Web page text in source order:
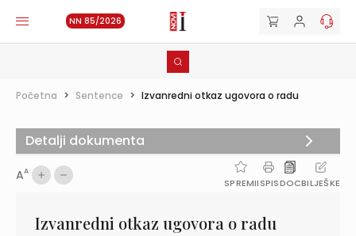
NN 85/2026
Početna > Sentence > Izvanredni otkaz ugovora o radu
AA
SPREMIISPISDOCBILJEŠKE
Izvanredni otkaz ugovora o radu
Detalji dokumenta